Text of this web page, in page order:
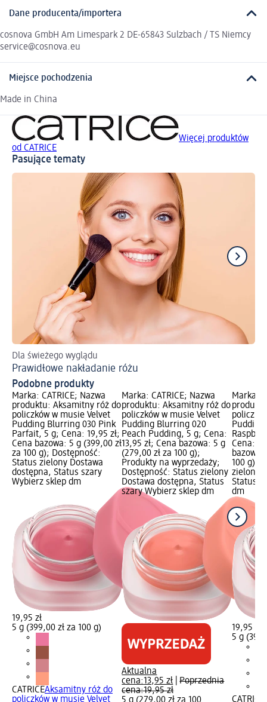
Dane producenta/importera
cosnova GmbH Am Limespark 2 DE-65843 Sulzbach / TS Niemcy
service@cosnova.eu
Miejsce pochodzenia
Made in China
Więcej produktów
od CATRICE
Pasujące tematy
Dla świeżego wyglądu
Prawidłowe nakładanie różu
Podobne produkty
Marka: CATRICE; Nazwa
produktu: Aksamitny róż do
policzków w musie Velvet
Pudding Blurring 030 Pink
Parfait, 5 g; Cena: 19,95 zł;
Cena bazowa: 5 g (399,00 zł
za 100 g); Dostępność:
Status zielony Dostawa
dostępna, Status szary
Wybierz sklep dm
19,95 zł
5 g (399,00 zł za 100 g)
CATRICEAksamitny róż do
policzków w musie Velvet
Marka: CATRICE; Nazwa
produktu: Aksamitny róż do
policzków w musie Velvet
Pudding Blurring 020
Peach Pudding, 5 g; Cena:
13,95 zł; Cena bazowa: 5 g
(279,00 zł za 100 g);
Produkty na wyprzedaży;
Dostępność: Status zielony
Dostawa dostępna, Status
szary Wybierz sklep dm
Aktualna
cena:13,95 zł |Poprzednia
cena:19,95 zł
Marka:
Cena:
bazowa:
100 g);
zielony
Status
dm
19,95 zł
5 g
CATRICE